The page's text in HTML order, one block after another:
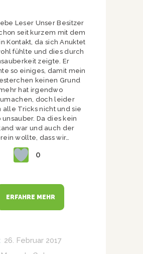
Leser Unser Besitzer
seit kurzem mit dem
Kontakt, da sich Anuktet
fühlte und dies durch
zeigte. Er
so einiges, damit mein
keinen Grund
hat irgendwo
doch leider
alle Tricks nicht und sie
unsauber. Da dies kein
war und auch der
wollte, dass wir…
0
ERFAHRE MEHR
26. Februar 2017